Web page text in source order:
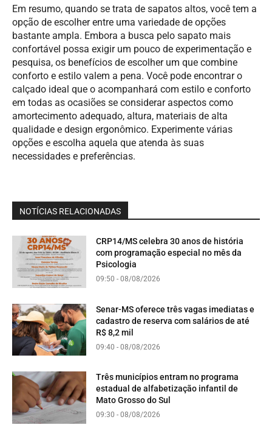
Em resumo, quando se trata de sapatos altos, você tem a
opção de escolher entre uma variedade de opções
bastante ampla. Embora a busca pelo sapato mais
confortável possa exigir um pouco de experimentação e
pesquisa, os benefícios de escolher um que combine
conforto e estilo valem a pena. Você pode encontrar o
calçado ideal que o acompanhará com estilo e conforto
em todas as ocasiões se considerar aspectos como
amortecimento adequado, altura, materiais de alta
qualidade e design ergonômico. Experimente várias
opções e escolha aquela que atenda às suas
necessidades e preferências.
NOTÍCIAS RELACIONADAS
CRP14/MS celebra 30 anos de história
com programação especial no mês da
Psicologia
09:50 - 08/08/2026
Senar-MS oferece três vagas imediatas e
cadastro de reserva com salários de até
R$ 8,2 mil
09:40 - 08/08/2026
Três municípios entram no programa
estadual de alfabetização infantil de
Mato Grosso do Sul
09:30 - 08/08/2026